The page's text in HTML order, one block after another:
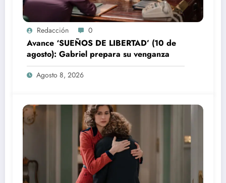
Redacción 0
Avance ‘SUEÑOS DE LIBERTAD’ (10 de
agosto): Gabriel prepara su venganza
Agosto 8, 2026